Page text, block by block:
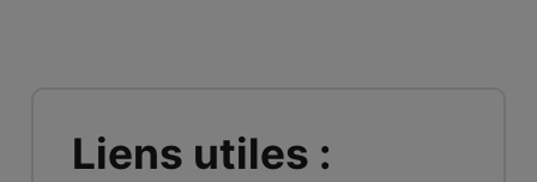
Liens utiles :